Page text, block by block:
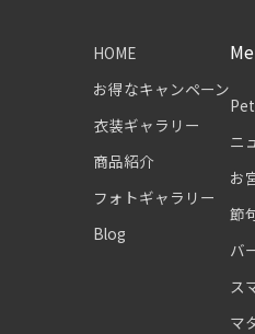
HOME
お得なキャンペーン
衣装ギャラリー
商品紹介
フォトギャラリー
Blog
ニ
お
節
バ
ス
マ